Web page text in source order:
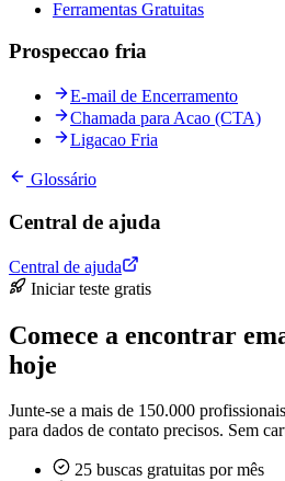
Ferramentas Gratuitas
Prospeccao fria
E-mail de Encerramento
Chamada para Acao (CTA)
Ligacao Fria
Glossário
Central de ajuda
Central de ajuda
Iniciar teste gratis
Comece a encontrar
hoje
Junte-se a mais de 150.000
para dados de contato precisos. Sem
25 buscas gratuitas por mês